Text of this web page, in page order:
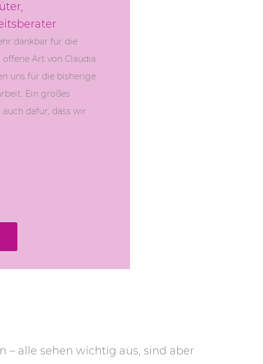
dankbar für die
Art von Claudia
uns für die bisherige
Ein großes
auch dafür, dass wir
alle sehen wichtig aus, sind aber